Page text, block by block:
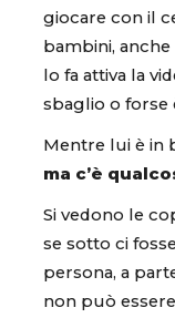
giocare con il
bambini,
lo fa attiva la
sbaglio o forse
Mentre lui è in
ma c’è
Si vedono le
se sotto ci
persona, a
non può